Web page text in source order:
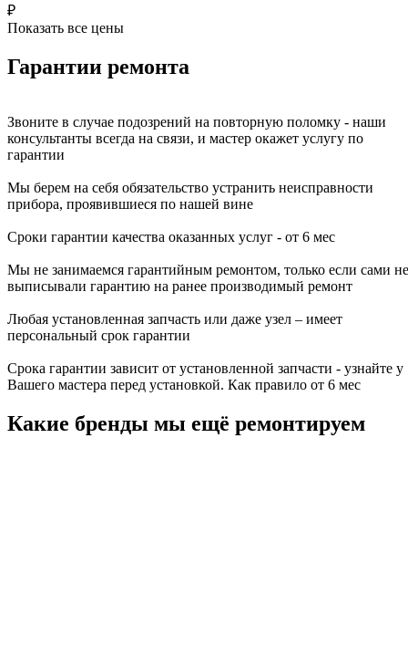
₽
Показать все цены
Гарантии ремонта
Звоните в случае подозрений на повторную поломку - наши
консультанты всегда на связи, и мастер окажет услугу по
гарантии
Мы берем на себя обязательство устранить неисправности
прибора, проявившиеся по нашей вине
Сроки гарантии качества оказанных услуг - от 6 мес
Мы не занимаемся гарантийным ремонтом, только если сами не
выписывали гарантию на ранее производимый ремонт
Любая установленная запчасть или даже узел – имеет
персональный срок гарантии
Срока гарантии зависит от установленной запчасти - узнайте у
Вашего мастера перед установкой. Как правило от 6 мес
Какие бренды мы ещё ремонтируем